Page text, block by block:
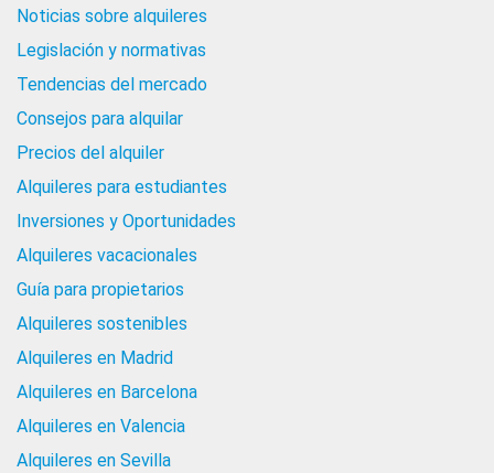
Noticias sobre alquileres
Legislación y normativas
Tendencias del mercado
Consejos para alquilar
Precios del alquiler
Alquileres para estudiantes
Inversiones y Oportunidades
Alquileres vacacionales
Guía para propietarios
Alquileres sostenibles
Alquileres en Madrid
Alquileres en Barcelona
Alquileres en Valencia
Alquileres en Sevilla